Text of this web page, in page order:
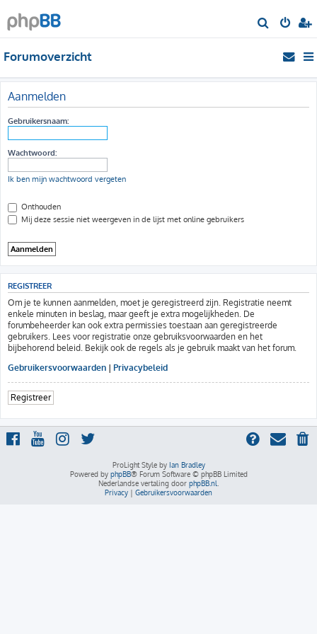
o
Forumoverzicht
Aanmelden
Gebruikersnaam:
Wachtwoord:
Ik ben mijn wachtwoord vergeten
Onthouden
Mij deze sessie niet weergeven in de lijst met online gebruikers
REGISTREER
Om je te kunnen aanmelden, moet je geregistreerd zijn. Registratie neemt
enkele minuten in beslag, maar geeft je extra mogelijkheden. De
forumbeheerder kan ook extra permissies toestaan aan geregistreerde
gebruikers. Lees voor registratie onze gebruiksvoorwaarden en het
bijbehorend beleid. Bekijk ook de regels als je gebruik maakt van het forum.
Gebruikersvoorwaarden | Privacybeleid
Registreer
ProLight Style by Ian Bradley
Powered by phpBB® Forum Software © phpBB Limited
Nederlandse vertaling door phpBB.nl
Privacy | Gebruikersvoorwaarden